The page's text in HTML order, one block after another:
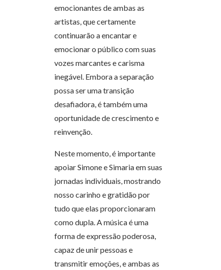
emocionantes de ambas as
artistas, que certamente
continuarão a encantar e
emocionar o público com suas
vozes marcantes e carisma
inegável. Embora a separação
possa ser uma transição
desafiadora, é também uma
oportunidade de crescimento e
reinvenção.
Neste momento, é importante
apoiar Simone e Simaria em suas
jornadas individuais, mostrando
nosso carinho e gratidão por
tudo que elas proporcionaram
como dupla. A música é uma
forma de expressão poderosa,
capaz de unir pessoas e
transmitir emoções, e ambas as